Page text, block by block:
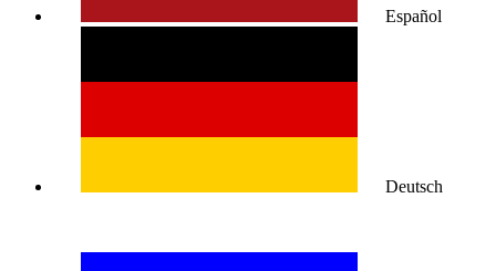
Español
Deutsch